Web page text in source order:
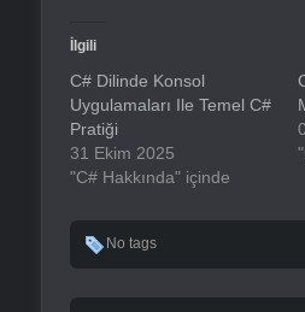
İlgili
C# Dilinde Konsol
Uygulamaları Ile Temel C#
Pratiği
31 Ekim 2025
"C# Hakkında" içinde
No tags